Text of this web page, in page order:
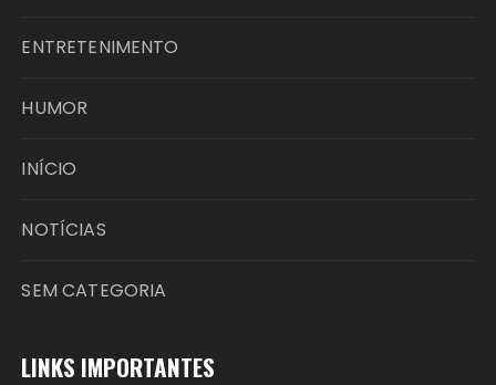
ENTRETENIMENTO
HUMOR
INÍCIO
NOTÍCIAS
SEM CATEGORIA
LINKS IMPORTANTES